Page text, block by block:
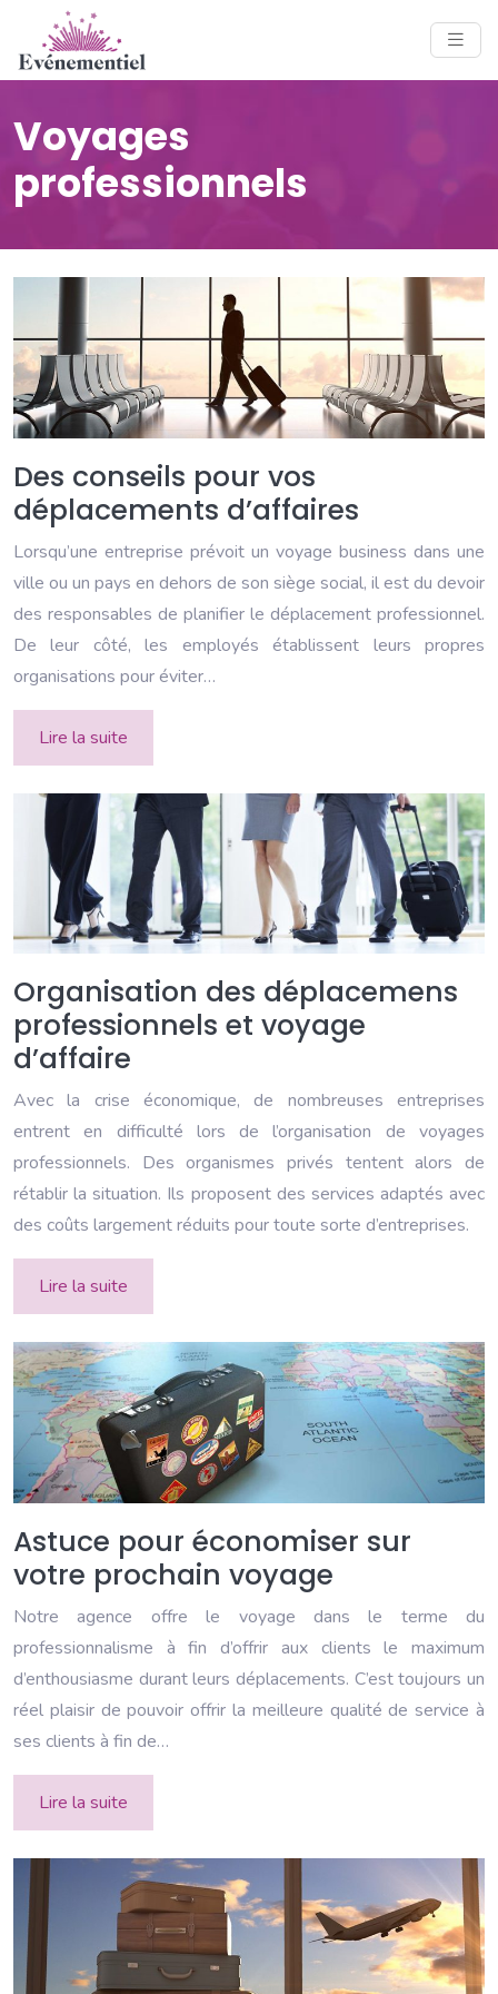
Voyages
professionnels
Des conseils pour vos
déplacements d’affaires
Lorsqu’une entreprise prévoit un voyage business dans une
ville ou un pays en dehors de son siège social, il est du devoir
des responsables de planifier le déplacement professionnel.
De leur côté, les employés établissent leurs propres
organisations pour éviter…
Lire la suite
Organisation des déplacemens
professionnels et voyage
d’affaire
Avec la crise économique, de nombreuses entreprises
entrent en difficulté lors de l’organisation de voyages
professionnels. Des organismes privés tentent alors de
rétablir la situation. Ils proposent des services adaptés avec
des coûts largement réduits pour toute sorte d’entreprises.
Lire la suite
Astuce pour économiser sur
votre prochain voyage
Notre agence offre le voyage dans le terme du
professionnalisme à fin d’offrir aux clients le maximum
d’enthousiasme durant leurs déplacements. C’est toujours un
réel plaisir de pouvoir offrir la meilleure qualité de service à
ses clients à fin de…
Lire la suite